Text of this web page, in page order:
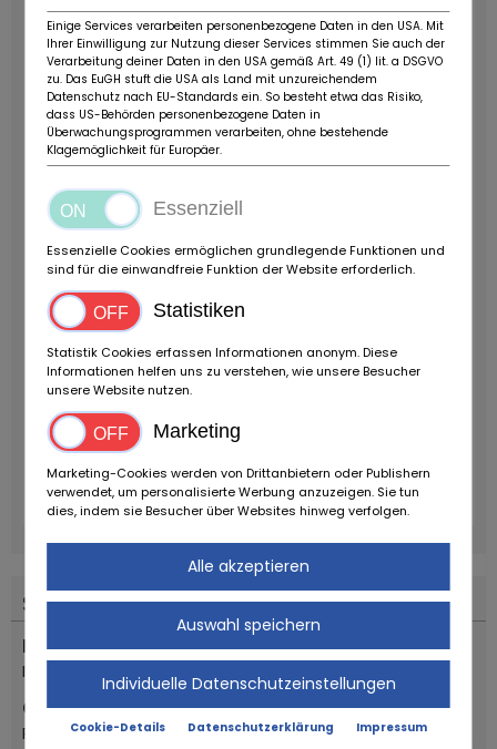
Standort
Land
Italien
Ort
Reggio Emilia
Einige Services verarbeiten personenbezogene Daten in den USA. Mit
Ihrer Einwilligung zur Nutzung dieser Services stimmen Sie auch der
Verarbeitung deiner Daten in den USA gemäß Art. 49 (1) lit. a DSGVO
zu. Das EuGH stuft die USA als Land mit unzureichendem
Datenschutz nach EU-Standards ein. So besteht etwa das Risiko,
dass US-Behörden personenbezogene Daten in
Überwachungsprogrammen verarbeiten, ohne bestehende
Klagemöglichkeit für Europäer.
Essenziell
Essenzielle Cookies ermöglichen grundlegende Funktionen und
sind für die einwandfreie Funktion der Website erforderlich.
Statistiken
Statistik Cookies erfassen Informationen anonym. Diese
Informationen helfen uns zu verstehen, wie unsere Besucher
unsere Website nutzen.
Marketing
Marketing-Cookies werden von Drittanbietern oder Publishern
verwendet, um personalisierte Werbung anzuzeigen. Sie tun
dies, indem sie Besucher über Websites hinweg verfolgen.
Alle akzeptieren
Auswahl speichern
Individuelle Datenschutzeinstellungen
Cookie-Details Datenschutzerklärung Impressum